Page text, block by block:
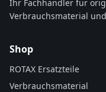
Ihr Fachhändler für
Verbrauchsmaterial
Shop
ROTAX Ersatzteile
Verbrauchsmaterial